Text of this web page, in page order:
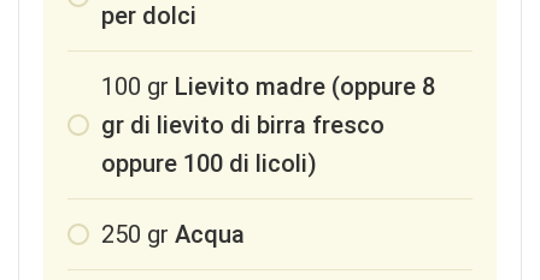
per dolci
100 gr Lievito madre (oppure 8
gr di lievito di birra fresco
oppure 100 di licoli)
250 gr Acqua